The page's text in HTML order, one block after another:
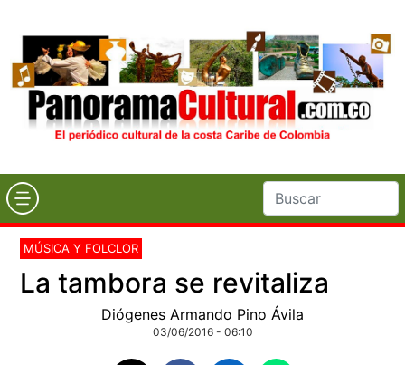
MÚSICA Y FOLCLOR
La tambora se revitaliza
Diógenes Armando Pino Ávila
03/06/2016 - 06:10